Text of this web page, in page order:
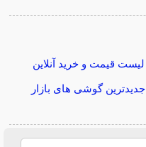
لیست قیمت و خرید آنلاین
جدیدترین گوشی های بازار